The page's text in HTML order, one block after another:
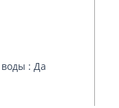
: Да